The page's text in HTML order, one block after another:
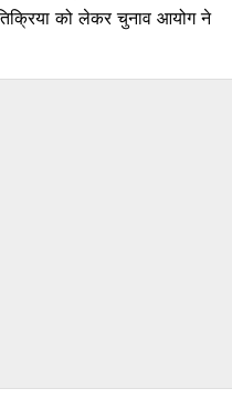
को लेकर चुनाव आयोग ने